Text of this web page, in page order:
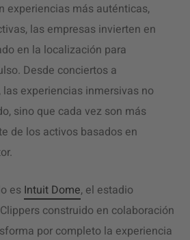
experiencias más auténticas,
las empresas invierten en
en la localización para
Desde conciertos a
experiencias inmersivas no
sino que cada vez son más
de los activos basados en
es Intuit Dome, el estadio
construido en colaboración
por completo la experiencia